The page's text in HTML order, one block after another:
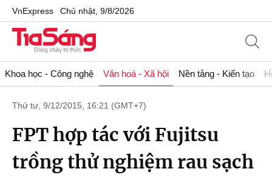
VnExpress Chủ nhật, 9/8/2026
Khoa học - Công nghệ Văn hoá - Xã hội Nền tảng - Kiến tạo
Thứ tư, 9/12/2015, 16:21 (GMT+7)
FPT hợp tác với Fujitsu
trồng thử nghiệm rau sạch